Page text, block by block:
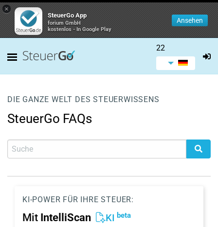
×
SteuerGo App
forium GmbH
kostenlos - In Google Play
Ansehen
22
DIE GANZE WELT DES STEUERWISSENS
SteuerGo FAQs
KI-POWER FÜR IHRE STEUER:
Mit IntelliScan KI beta